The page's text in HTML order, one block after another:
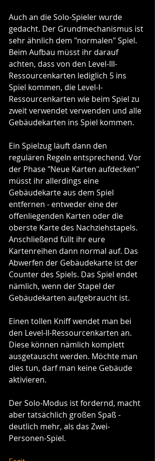
Auch an die Solo-Spieler wurde
gedacht. Der Grundmechanismus ist
sehr ähnlich dem "normalen" Spiel.
Beim Aufbau müsst ihr darauf
achten, dass von den Level-III-
Ressourcenkarten lediglich 5 ins
Spiel kommen, die Level-I-
Ressourcenkarten wie beim Spiel zu
zweit verwendet verwenden und alle
Gebäudekarten ins Spiel kommen.
Ein Spielzug läuft dann den
regulären Regeln entsprechend. Vor
der Phase "Neue Karten aufdecken"
müsst ihr allerdings eine
Gebäudekarte aus dem Spiel
entfernen - entweder eine der
offenliegenden Karten oder die
oberste Karte des Nachziehstapels.
Anschließend füllt ihr eure
Kartenreihen dann normal auf. Das
Abwerfen der Gebäudekarte ist der
Counter des Spiels. Das Spiel endet
nämlich, wenn der Stapel der
Gebäudekarten aufgebraucht ist.
Einen tollen Kniff wendet man bei
den Level-II-Ressourcenkarten an.
Diese können nämlich komplett
ausgetauscht werden. Möchte man
dies tun, darf man keine Gebäude
aktivieren.
Der Solo-Modus ist fordernd, macht
aber tatsächlich großen Spaß -
deutlich mehr, als das Zwei-
Personen-Spiel.